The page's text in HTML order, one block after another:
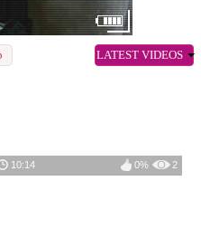
LATEST VIDEOS
10:14 2
0%